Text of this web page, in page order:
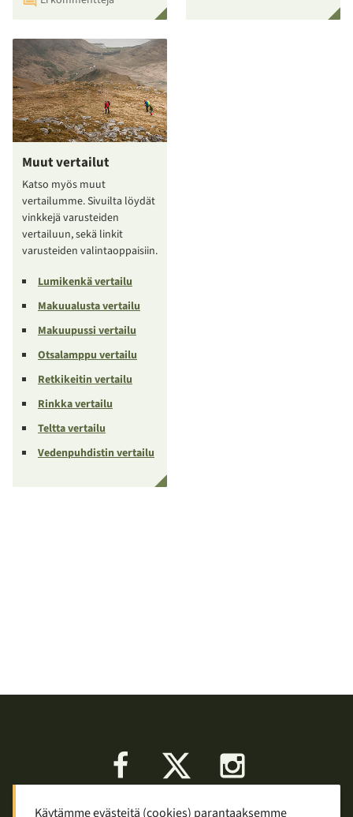
Muut vertailut
Katso myös muut
vertailumme. Sivuilta löydät
vinkkejä varusteiden
vertailuun, sekä linkit
varusteiden valintaoppaisiin.
Lumikenkä vertailu
Makuualusta vertailu
Makuupussi vertailu
Otsalamppu vertailu
Retkikeitin vertailu
Rinkka vertailu
Teltta vertailu
Vedenpuhdistin vertailu
Facebook
Käytämme evästeitä (cookies) parantaaksemme